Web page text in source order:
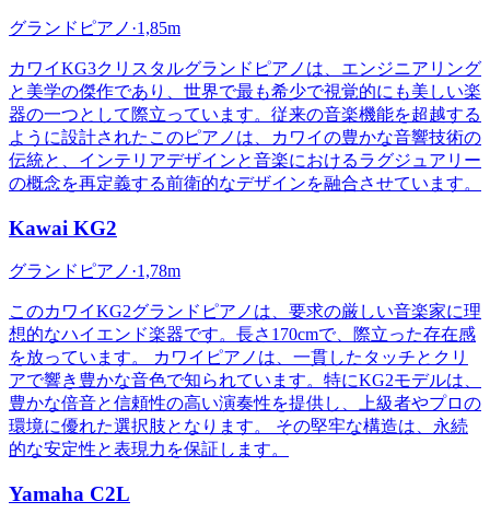
グランドピアノ ·1,85m
カワイKG3クリスタルグランドピアノは、エンジニアリング
と美学の傑作であり、世界で最も希少で視覚的にも美しい楽
器の一つとして際立っています。従来の音楽機能を超越する
ように設計されたこのピアノは、カワイの豊かな音響技術の
伝統と、インテリアデザインと音楽におけるラグジュアリー
の概念を再定義する前衛的なデザインを融合させています。
Kawai KG2
グランドピアノ ·1,78m
このカワイKG2グランドピアノは、要求の厳しい音楽家に理
想的なハイエンド楽器です。長さ170cmで、際立った存在感
を放っています。 カワイピアノは、一貫したタッチとクリ
アで響き豊かな音色で知られています。特にKG2モデルは、
豊かな倍音と信頼性の高い演奏性を提供し、上級者やプロの
環境に優れた選択肢となります。 その堅牢な構造は、永続
的な安定性と表現力を保証します。
Yamaha C2L